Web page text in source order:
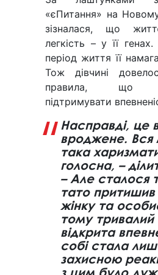
«єПитання» на
зізналася, що
легкість – у її
період життя її
Тож дівчині
правила, що
підтримувати
Насправді, це
вроджене. Вся
така
голосна, –
– Але сталося
тато притишив
жінку та
тому тривалий
відкрита
собі стала
захисною